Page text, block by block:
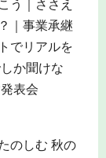
う｜ささえ
｜事業承継
でリアルを
か聞けな
表会
のしむ 秋の